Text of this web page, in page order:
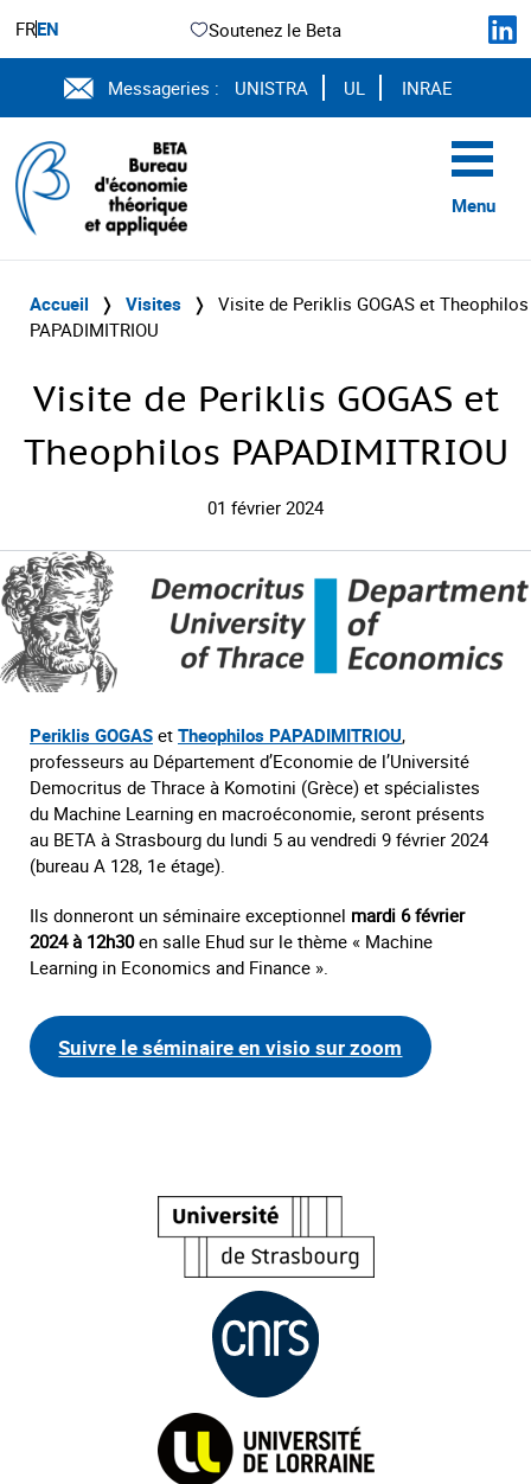
FREN Soutenez le Beta
Messageries : UNISTRA UL INRAE
Menu
Accueil ❭ Visites ❭ Visite de Periklis GOGAS et Theophilos
PAPADIMITRIOU
Visite de Periklis GOGAS et
Theophilos PAPADIMITRIOU
01 février 2024
Periklis GOGAS et Theophilos PAPADIMITRIOU,
professeurs au Département d’Economie de l’Université
Democritus de Thrace à Komotini (Grèce) et spécialistes
du Machine Learning en macroéconomie, seront présents
au BETA à Strasbourg du lundi 5 au vendredi 9 février 2024
(bureau A 128, 1e étage).
Ils donneront un séminaire exceptionnel mardi 6 février
2024 à 12h30en salle Ehud sur le thème « Machine
Learning in Economics and Finance ».
Suivre le séminaire en visio sur zoom